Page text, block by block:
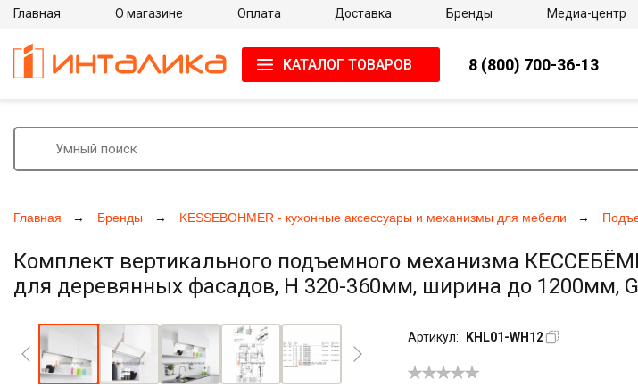
Главная Бренды KESSEBOHMER - кухонные аксессуары и механизмы для мебели
Комплект вертикального подъемного механизма
для деревянных фасадов, H 320-360мм, ширина до 1200мм, G
Артикул: KHL01-WH12
Главная О магазине Оплата Доставка Бренды Медиа-центр
КАТАЛОГ ТОВАРОВ 8 (800) 700-36-13